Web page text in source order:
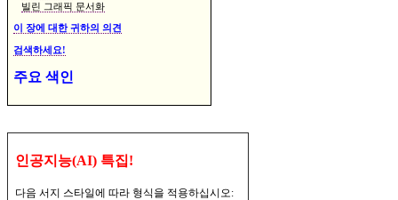
빌린 그래픽 문서화
이 장에 대한 귀하의 의견
검색하세요!
주요 색인
인공지능(AI) 특집!
다음 서지 스타일에 따라 형식을 적용하십시오: